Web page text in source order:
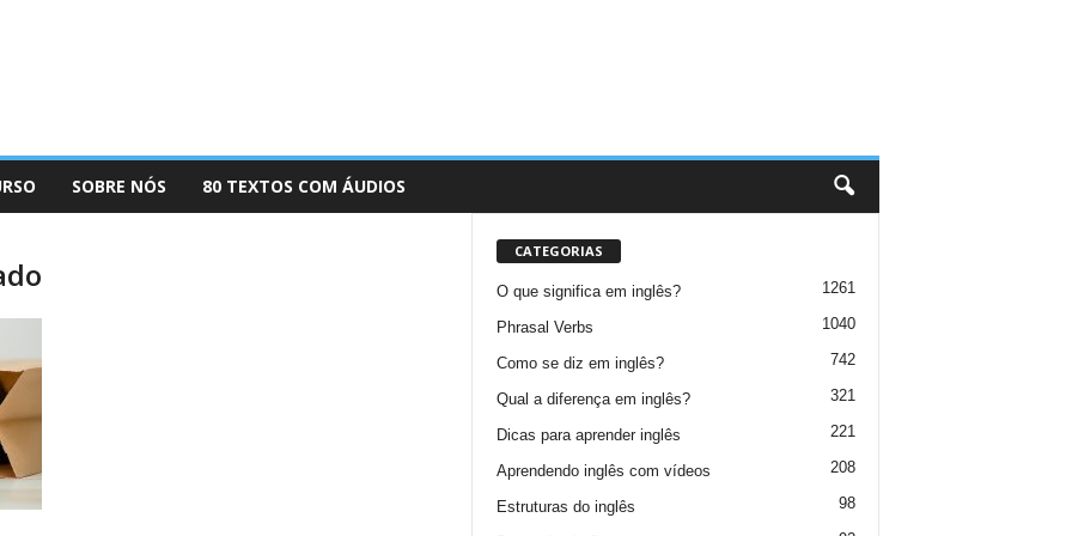
SOBRE NÓS 80 TEXTOS COM ÁUDIOS
CATEGORIAS
O que significa em inglês? 1261
Phrasal Verbs 1040
Como se diz em inglês? 742
Qual a diferença em inglês? 321
Dicas para aprender inglês 221
Aprendendo inglês com vídeos 208
Estruturas do inglês 98